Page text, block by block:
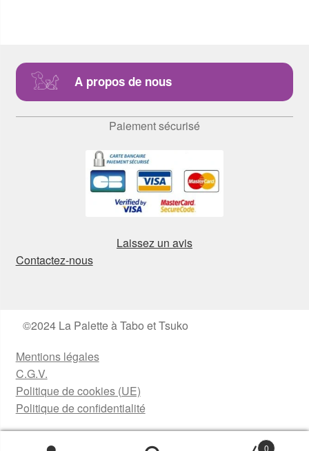
A propos de nous
Paiement sécurisé
Laissez un avis
Contactez-nous
0
©2024 La Palette à Tabo et Tsuko
Mentions légales
C.G.V.
Politique de cookies (UE)
Politique de confidentialité